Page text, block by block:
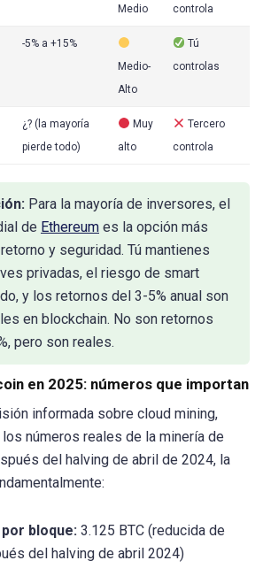
Medio
controla
-5% a +15%
Medio-
Alto
Tú
controlas
¿? (la mayoría
pierde todo)
Muy
alto
Tercero
controla
Para la mayoría de inversores, el
de Ethereum es la opción más
y seguridad. Tú mantienes
privadas, el riesgo de smart
y los retornos del 3-5% anual son
en blockchain. No son retornos
pero son reales.
en 2025: números que importan
informada sobre cloud mining,
números reales de la minería de
del halving de abril de 2024, la
bloque: 3.125 BTC (reducida de
del halving de abril 2024)